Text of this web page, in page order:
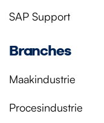
SAP Support
Branches
Maakindustrie
Procesindustrie